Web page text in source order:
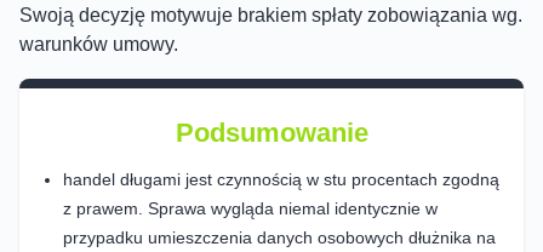
Swoją decyzję motywuje brakiem spłaty zobowiązania wg.
warunków umowy.
Podsumowanie
handel długami jest czynnością w stu procentach zgodną
z prawem. Sprawa wygląda niemal identycznie w
przypadku umieszczenia danych osobowych dłużnika na